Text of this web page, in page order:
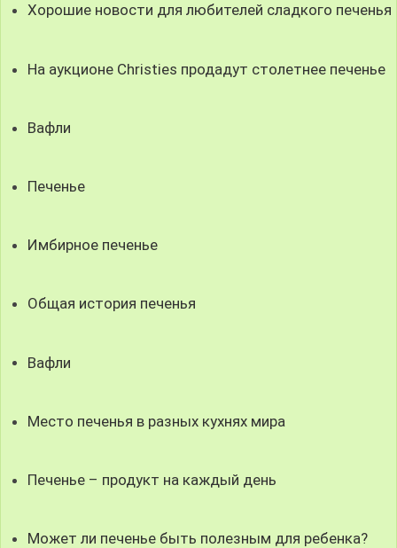
Хорошие новости для любителей сладкого печенья
На аукционе Christies продадут столетнее печенье
Вафли
Печенье
Имбирное печенье
Общая история печенья
Вафли
Место печенья в разных кухнях мира
Печенье – продукт на каждый день
Может ли печенье быть полезным для ребенка?